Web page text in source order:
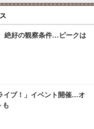
絶好の観察条件…ピークは
イブ！」イベント開催…オ
も